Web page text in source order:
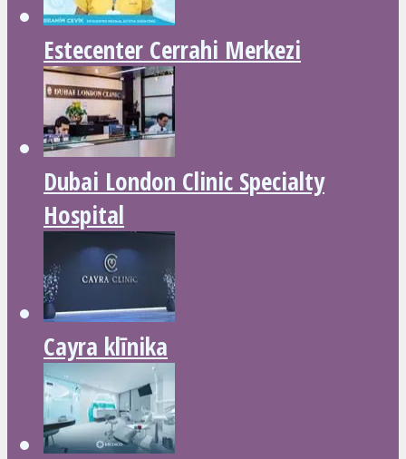
Estecenter Cerrahi Merkezi
Dubai London Clinic Specialty
Hospital
Cayra klīnika